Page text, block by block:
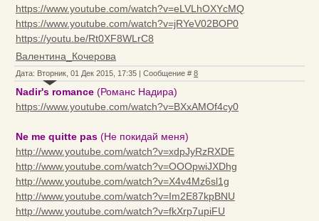
https://www.youtube.com/watch?v=eLVLhOXYcMQ
https://www.youtube.com/watch?v=jRYeV02BOP0
https://youtu.be/Rt0XF8WLrC8
Валентина_Кочерова
Дата: Вторник, 01 Дек 2015, 17:35 | Сообщение # 8
Nadir's romance (Романс Надира)
https://www.youtube.com/watch?v=BXxAMOf4cy0
Ne me quitte pas (Не покидай меня)
http://www.youtube.com/watch?v=xdpJyRzRXDE
http://www.youtube.com/watch?v=OOOpwiJXDhg
http://www.youtube.com/watch?v=X4v4Mz6sl1g
http://www.youtube.com/watch?v=Im2E87kpBNU
http://www.youtube.com/watch?v=fkXrp7upiFU